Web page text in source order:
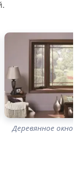
Деревянное окно